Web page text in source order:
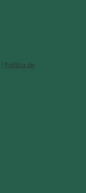
Política de